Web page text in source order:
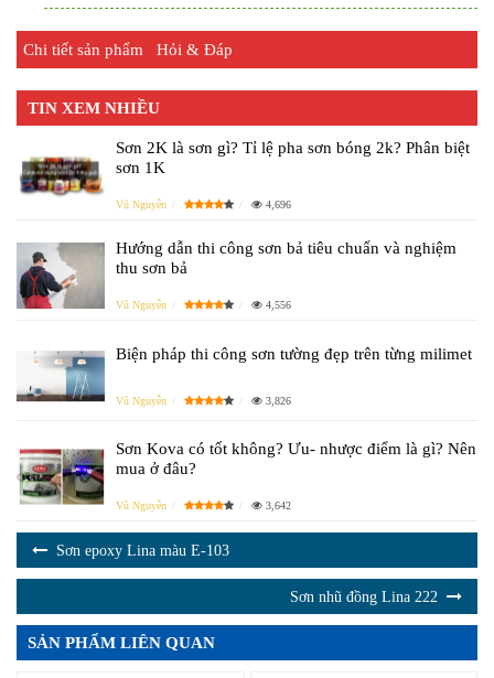
Chi tiết sản phẩm Hỏi & Đáp
TIN XEM NHIỀU
Sơn 2K là sơn gì? Tỉ lệ pha sơn bóng 2k? Phân biệt
sơn 1K
Vũ Nguyễn 4,696
Hướng dẫn thi công sơn bả tiêu chuẩn và nghiệm
thu sơn bả
Vũ Nguyễn 4,556
Biện pháp thi công sơn tường đẹp trên từng milimet
Vũ Nguyễn 3,826
Sơn Kova có tốt không? Ưu- nhược điểm là gì? Nên
mua ở đâu?
Vũ Nguyễn 3,642
Sơn epoxy Lina màu E-103
Sơn nhũ đồng Lina 222
SẢN PHẨM LIÊN QUAN